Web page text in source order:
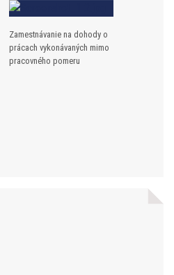
Zamestnávanie na dohody o
prácach vykonávaných mimo
pracovného pomeru